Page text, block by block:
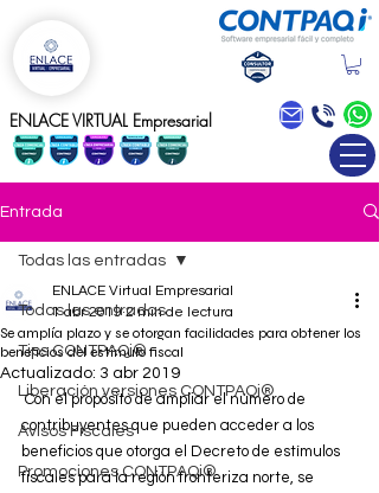
ENLACE VIRTUAL Empresarial
Entrada
Todas las entradas
Tips CONTPAQi®
Liberación versiones CONTPAQi®
Avisos Fiscales
Promociones CONTPAQi®
Todas las entradas
Se amplía plazo y se otorgan facilidades para obtener los
beneficios del estímulo fiscal
ENLACE Virtual Empresarial
1 abr 2019 2 min de lectura
Actualizado: 3 abr 2019
Con el propósito de ampliar el número de
contribuyentes que pueden acceder a los
beneficios que otorga el Decreto de estímulos
fiscales para la región fronteriza norte, se